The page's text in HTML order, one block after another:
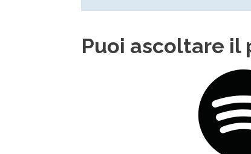
Puoi ascoltare il